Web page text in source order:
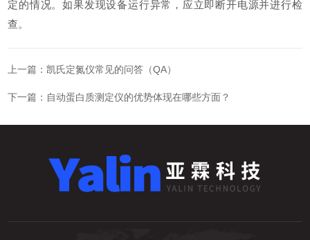
定的情况。如果发现设备运行异常，应立即断开电源并进行检
查。
上一篇：凯氏定氮仪常见的问答（QA）
下一篇： 自动蛋白质测定仪的优势体现在哪些方面？